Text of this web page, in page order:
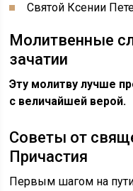
Святой Ксении
Молитвенные
зачатии
Эту молитву лучше
с величайшей верой.
Советы от
Причастия
Первым шагом на пути